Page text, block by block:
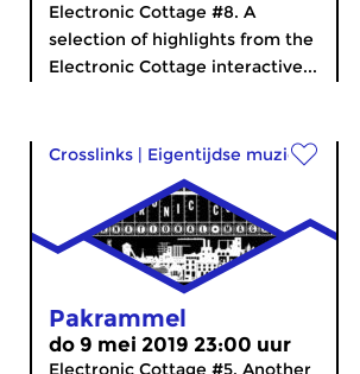
Electronic Cottage #8. A
selection of highlights from the
Electronic Cottage interactive...
Crosslinks | Eigentijdse muziek
Pakrammel
do 9 mei 2019 23:00 uur
Electronic Cottage #5. Another